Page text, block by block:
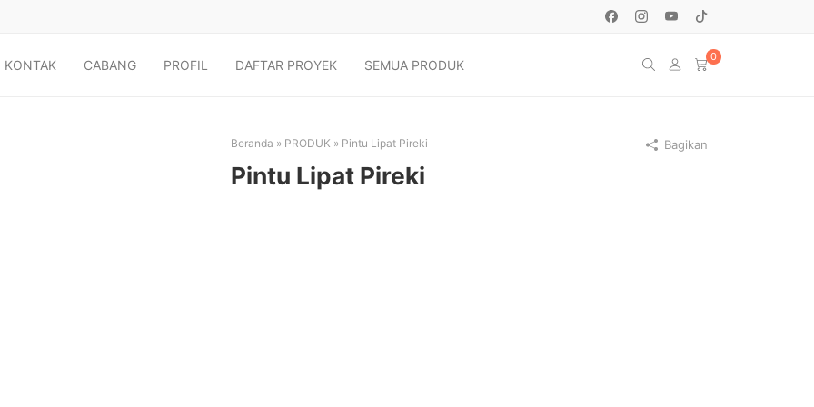
KONTAK CABANG PROFIL DAFTAR PROYEK SEMUA PRODUK
0
Beranda » PRODUK » Pintu Lipat Pireki
Pintu Lipat Pireki
Bagikan